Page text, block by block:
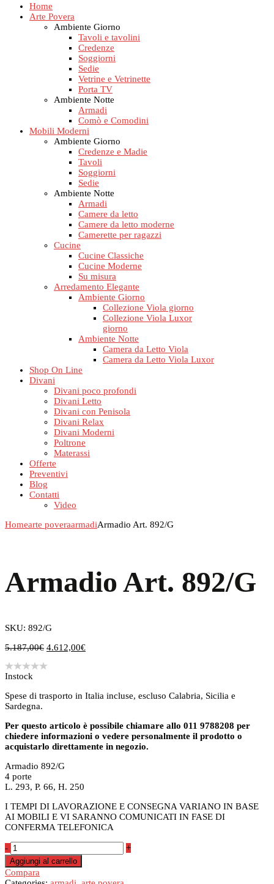
Home
Arte Povera
Ambiente Giorno
Tavoli e tavolini
Credenze
Soggiorni
Sedie
Vetrine e Vetrinette
Porta TV
Ambiente Notte
Armadi
Comò e Comodini
Mobili Moderni
Ambiente Giorno
Credenze e Madie
Tavoli
Soggiorni
Sedie
Ambiente Notte
Armadi
Camere da letto
Camere da letto moderne
Camerette per ragazzi
Cucine
Cucine Classiche
Cucine Moderne
Su misura
Arredamento Elegante
Ambiente Giorno
Collezione Viola giorno
Collezione Viola Luxor
giorno
Ambiente Notte
Camera da Letto Viola
Camera da Letto Viola Luxor
Shop On Line
Divani
Divani poco profondi
Divani Letto
Divani con Penisola
Divani Relax
Divani Moderni
Poltrone
Materassi
Offerte
Preventivi
Blog
Contatti
Video
Homearte poveraarmadiArmadio Art. 892/G
Armadio Art. 892/G
SKU: 892/G
5.187,00€ Il
originale
4.612,00€Il
Instock
Spese di trasporto in Italia incluse, escluso Calabria, Sicilia e
Sardegna.
Per questo articolo è possibile chiamare allo 011 9788208 per
chiedere informazioni o vedere personalmente il prodotto o
acquistarlo direttamente in negozio.
Armadio 892/G
4 porte
L. 293, P. 66, H. 250
I TEMPI DI LAVORAZIONE E CONSEGNA VARIANO IN BASE
AI MOBILI E VI SARANNO COMUNICATI IN FASE DI
CONFERMA TELEFONICA
-Armadio
Art.
892/G
quantità
+
Aggiungi al carrello
Compara